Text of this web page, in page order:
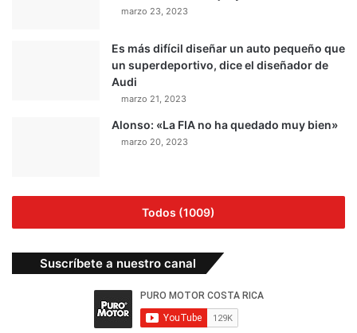
marzo 23, 2023
Es más difícil diseñar un auto pequeño que
un superdeportivo, dice el diseñador de
Audi
marzo 21, 2023
Alonso: «La FIA no ha quedado muy bien»
marzo 20, 2023
Todos (1009)
Suscríbete a nuestro canal